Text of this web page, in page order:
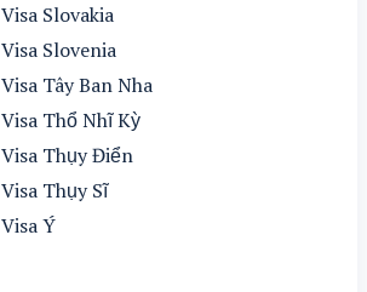
Visa Slovakia
Visa Slovenia
Visa Tây Ban Nha
Visa Thổ Nhĩ Kỳ
Visa Thụy Điển
Visa Thụy Sĩ
Visa Ý